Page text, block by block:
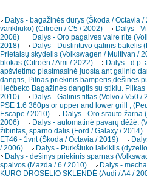
Dalys - bagažinės durys (Škoda / Octavia /
varikliuko) (Citroën / C5 / 2002)
Dalys -
2008)
Dalys - Oro pagalves vaire rite
2018)
Dalys - Duslintuvo galinis bakelis
Prietaisų skydelis (Volkswagen / Multivan /
blokas (Citroën / Ami / 2022)
Dalys - d.p.
apšvietimo plastmasinė juosta ant galinio
dangtis, Pilnas priekinis bamperis,dešines
Hečbeko Bagažinės dangtis su stiklu.
2010)
Dalys - Galinis tiltas (Volvo / V50 /
PSE 1.6 360ps or upper and lower grill ,
Escape / 2010)
Dalys - Oro srauto žarna
2006)
Dalys - automatinė pavarų dėžė.
žibintas, sparno dalis (Ford / Galaxy / 2014)
ET46 - 1vnt (Škoda / Octavia / 2019)
/ 2006)
Dalys - Purkštuko laikiklis
Dalys - dešinys priekinis sparnas
spalvos (Mazda / 6 / 2010)
Dalys -
KURO DROSELIO SKLENDĖ (Audi / A4 /